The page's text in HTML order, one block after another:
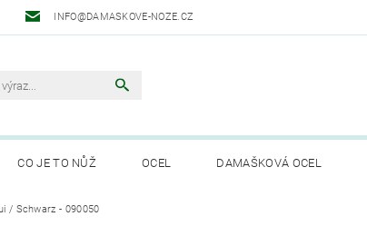
INFO@DAMASKOVE-NOZE.CZ
CO JE TO NŮŽ OCEL DAMAŠKOVÁ OCEL
/ Schwarz - 090050